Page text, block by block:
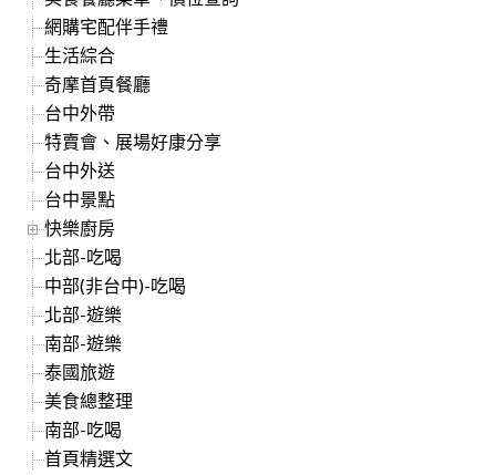
網購宅配伴手禮
生活綜合
奇摩首頁餐廳
台中外帶
特賣會、展場好康分享
台中外送
台中景點
快樂廚房
北部-吃喝
中部(非台中)-吃喝
北部-遊樂
南部-遊樂
泰國旅遊
美食總整理
南部-吃喝
首頁精選文